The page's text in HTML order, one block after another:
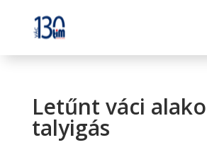
Letűnt váci
talyigás